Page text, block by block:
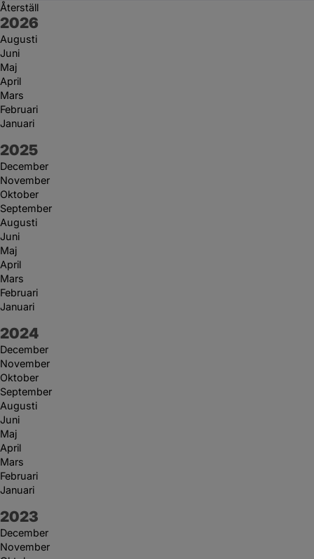
Återställ
År:
2026
Augusti
Juni
Maj
April
Mars
Februari
Januari
År:
2025
December
November
Oktober
September
Augusti
Juni
Maj
April
Mars
Februari
Januari
År:
2024
December
November
Oktober
September
Augusti
Juni
Maj
April
Mars
Februari
Januari
År:
2023
December
November